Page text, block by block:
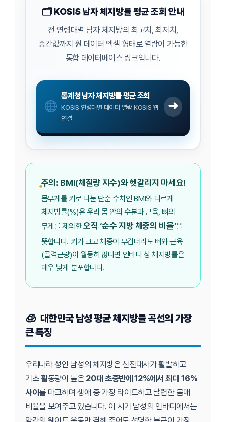
🗂 KOSIS 남자 체지방률 평균 조회 안내
전 연령대별 남자 체지방의 최고치, 최저치,
중간값까지 원 데이터 엑셀 형태로 열람이 가능한
통합 데이터베이스 링크입니다.
통계청 남자 체지방률 평균 조회
KOSIS 연령대별 데이터 열람 KOSIS 웹
연결
➜
주의: BMI(체질량 지수)와 헷갈리지 마세요!
몸무게를 키로 나눈 단순 수치인 BMI와 다르게
체지방률(%)은 우리 몸 안의 수분과 근육, 뼈의
무게를 제외한오직 ‘순수 지방 체중의 비율’을
뜻합니다. 키가 크고 체중이 무겁더라도 뼈와 근육
(골격근량)이 월등히 많다면 인바디 상 체지방률은
매우 낮게 분포합니다.
대한민국 남성 평균 체지방률 곡선의 가장
큰 특징
우리나라 성인 남성의 체지방은 신진대사가 활발하고
기초 활동량이 높은 20대 초중반에 12%에서 최대 16%
사이를 마크하며 생애 중 가장 타이트하고 날렵한 몸매
비율을 보여주고 있습니다. 이 시기 남성의 인바디에서는